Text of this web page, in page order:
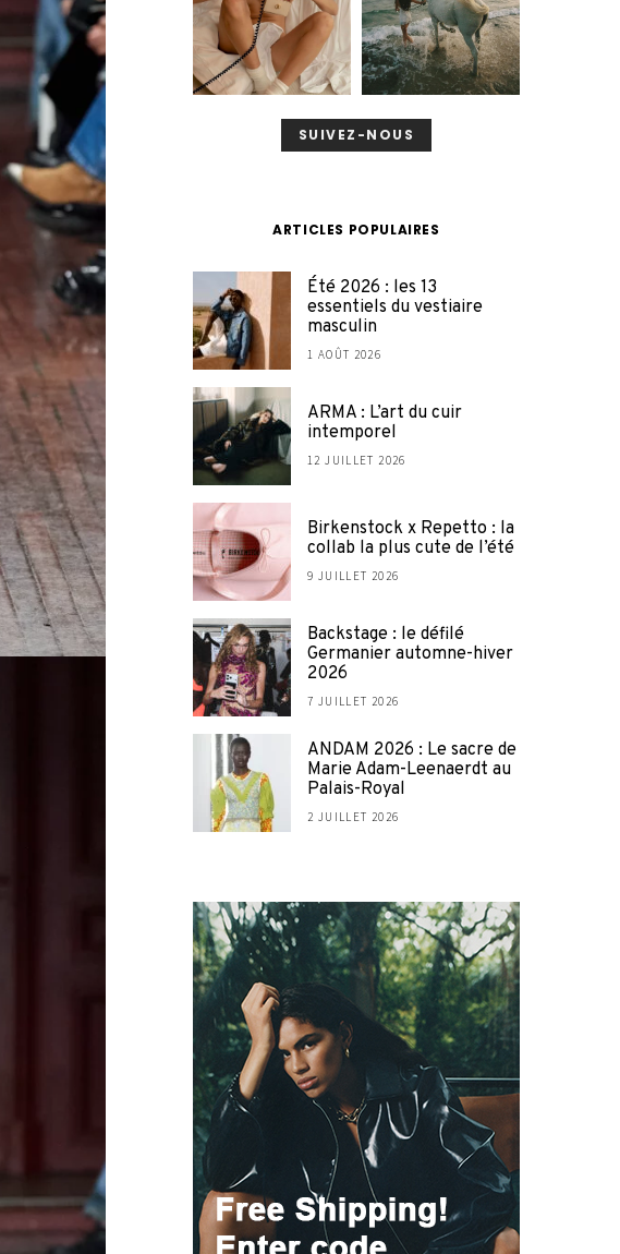
SUIVEZ-NOUS
ARTICLES POPULAIRES
Été 2026 : les 13
essentiels du vestiaire
masculin
1 AOÛT 2026
ARMA : L’art du cuir
intemporel
12 JUILLET 2026
Birkenstock x Repetto : la
collab la plus cute de l’été
9 JUILLET 2026
Backstage : le défilé
Germanier automne-hiver
2026
7 JUILLET 2026
ANDAM 2026 : Le sacre de
Marie Adam-Leenaerdt au
Palais-Royal
2 JUILLET 2026